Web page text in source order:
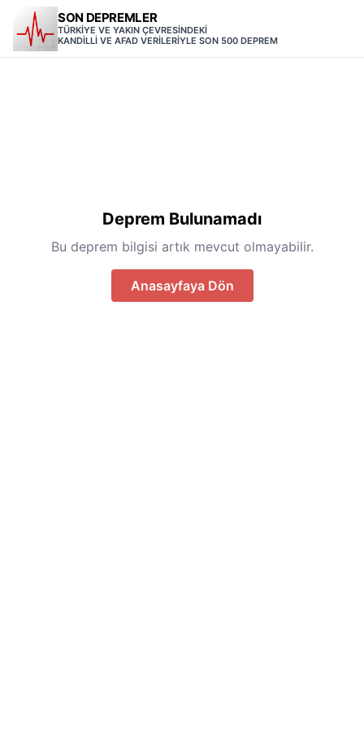
SON DEPREMLER
TÜRKİYE VE YAKIN ÇEVRESİNDEKİ
KANDİLLİ VE AFAD VERİLERİYLE SON 500 DEPREM
Deprem Bulunamadı
Bu deprem bilgisi artık mevcut olmayabilir.
Anasayfaya Dön